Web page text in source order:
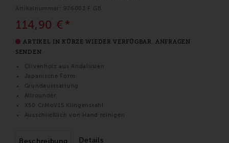
Artikelnummer: 976003 F GB
114,90 € *
ARTIKEL IN KÜRZE WIEDER VERFÜGBAR.ANFRAGEN
SENDEN
Olivenholz aus Andalusien
Japanische Form
Grundausstattung
Allrounder
X50 CrMoV15 Klingenstahl
Ausschließlich von Hand reinigen
Beschreibung Details